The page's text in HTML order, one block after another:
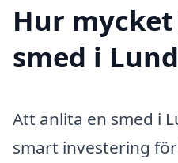
Hur
smed i
Att anlita en smed i
smart investering